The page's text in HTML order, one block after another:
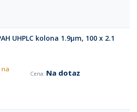
UHPLC kolona 1.9µm, 100 x 2.1
Na dotaz